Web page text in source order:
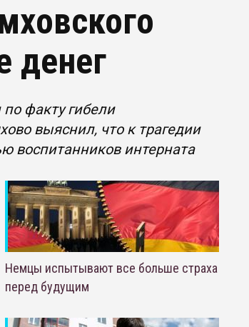
денег
факту гибели
выяснил, что к трагедии
воспитанников интерната
Немцы испытывают все больше страха
перед будущим